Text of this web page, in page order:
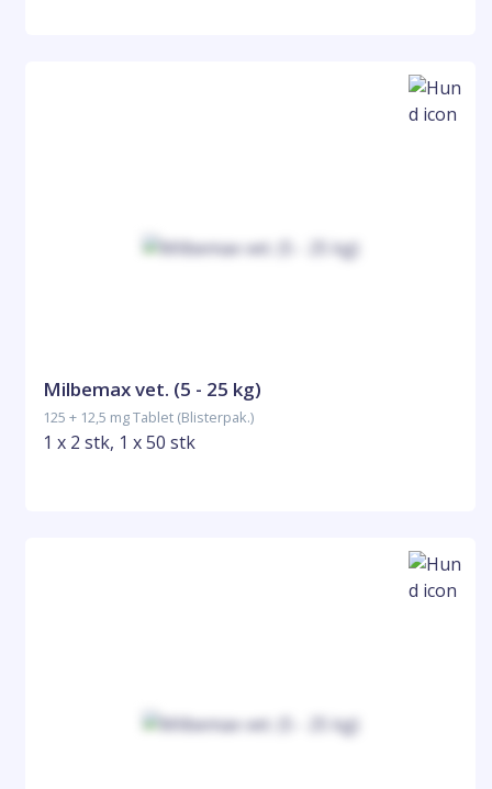
Milbemax vet. (5 - 25 kg)
125 + 12,5 mg Tablet (Blisterpak.)
1 x 2 stk, 1 x 50 stk